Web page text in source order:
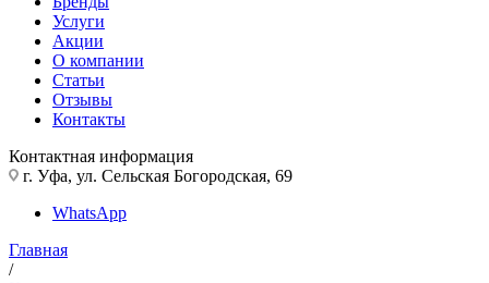
Услуги
Акции
О компании
Статьи
Отзывы
Контакты
Контактная информация
г. Уфа, ул. Сельская Богородская, 69
WhatsApp
Главная
/